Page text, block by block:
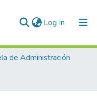
Log In (current)
de Administración